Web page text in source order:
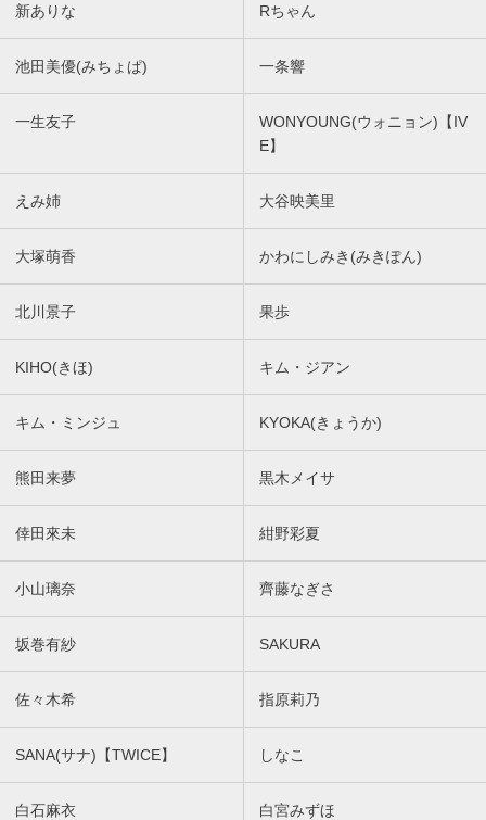
新ありな Rちゃん
池田美優(みちょぱ) 一条響
一生友子
WONYOUNG(ウォニョン)【IV
E】
えみ姉 大谷映美里
大塚萌香 かわにしみき(みきぽん)
北川景子 果歩
KIHO(きほ) キム・ジアン
キム・ミンジュ KYOKA(きょうか)
熊田来夢 黒木メイサ
倖田來未 紺野彩夏
小山璃奈 齊藤なぎさ
坂巻有紗 SAKURA
佐々木希 指原莉乃
SANA(サナ)【TWICE】 しなこ
白石麻衣 白宮みずほ